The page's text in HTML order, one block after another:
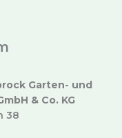
Garten- und
& Co. KG
38